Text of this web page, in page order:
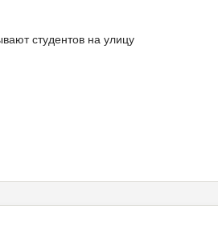
студентов на улицу